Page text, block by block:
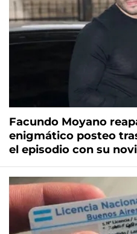
Facundo Moyano
enigmático posteo
el episodio con su